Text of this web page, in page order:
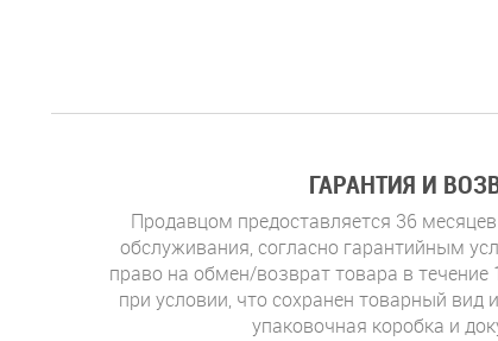
ГАРАНТИЯ И
Продавцом предоставляется 36
обслуживания, согласно гарантийным
право на обмен/возврат товара в течение
при условии, что сохранен товарный вид
упаковочная коробка и